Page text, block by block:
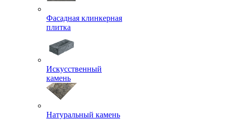
Фасадная клинкерная
плитка
Искусственный
камень
Натуральный камень